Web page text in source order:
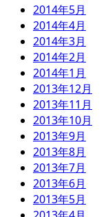
2014年5月
2014年4月
2014年3月
2014年2月
2014年1月
2013年12月
2013年11月
2013年10月
2013年9月
2013年8月
2013年7月
2013年6月
2013年5月